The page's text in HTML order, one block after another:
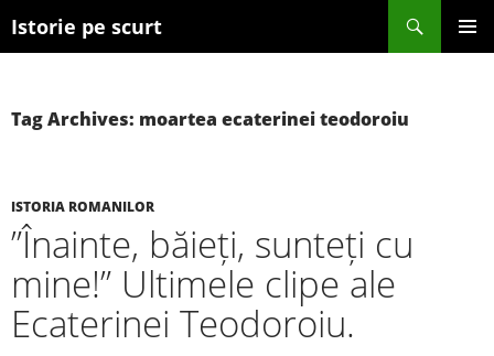
Istorie pe scurt
Search
SKIP TO CONTENT
Tag Archives: moartea ecaterinei teodoroiu
ISTORIA ROMANILOR
”Înainte, băieți, sunteți cu
mine!” Ultimele clipe ale
Ecaterinei Teodoroiu.